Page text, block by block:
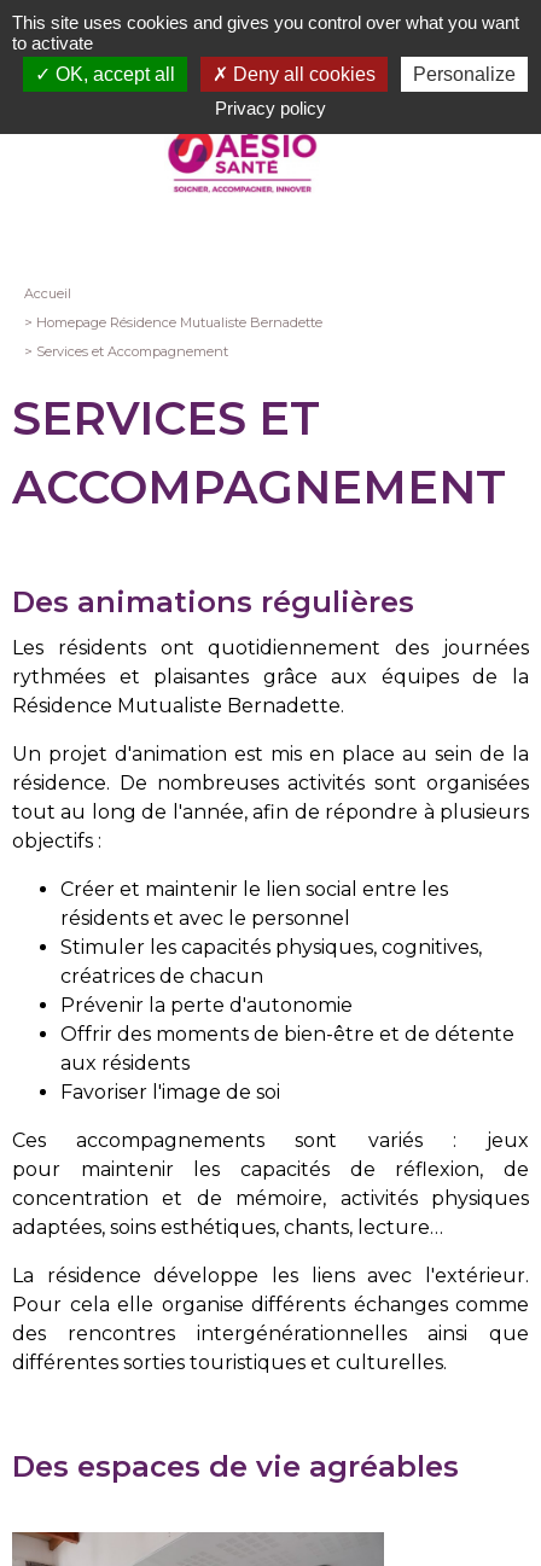
Aller
au
contenu
Fil
d'Ariane
Accueil
Homepage Résidence Mutualiste Bernadette
Services et Accompagnement
SERVICES ET
ACCOMPAGNEMENT
Des animations régulières
Les résidents ont quotidiennement des journées
rythmées et plaisantes grâce aux équipes de la
Résidence Mutualiste Bernadette.
Un projet d'animation est mis en place au sein de la
résidence. De nombreuses activités sont organisées
tout au long de l'année, afin de répondre à plusieurs
objectifs :
Créer et maintenir le lien social entre les
résidents et avec le personnel
Stimuler les capacités physiques, cognitives,
créatrices de chacun
Prévenir la perte d'autonomie
Offrir des moments de bien-être et de détente
aux résidents
Favoriser l'image de soi
Ces accompagnements sont variés : jeux
pour maintenir les capacités de réflexion, de
concentration et de mémoire, activités physiques
adaptées, soins esthétiques, chants, lecture…
La résidence développe les liens avec l'extérieur.
Pour cela elle organise différents échanges comme
des rencontres intergénérationnelles ainsi que
différentes sorties touristiques et culturelles.
Des espaces de vie agréables
This site uses cookies and gives you control over what you want
to activate
OK, accept all
Deny all cookies
Personalize
Privacy policy